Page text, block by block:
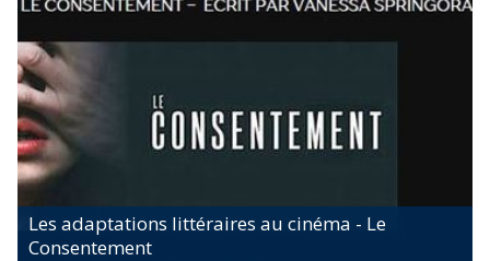
Les adaptations littéraires au cinéma - Le
Consentement